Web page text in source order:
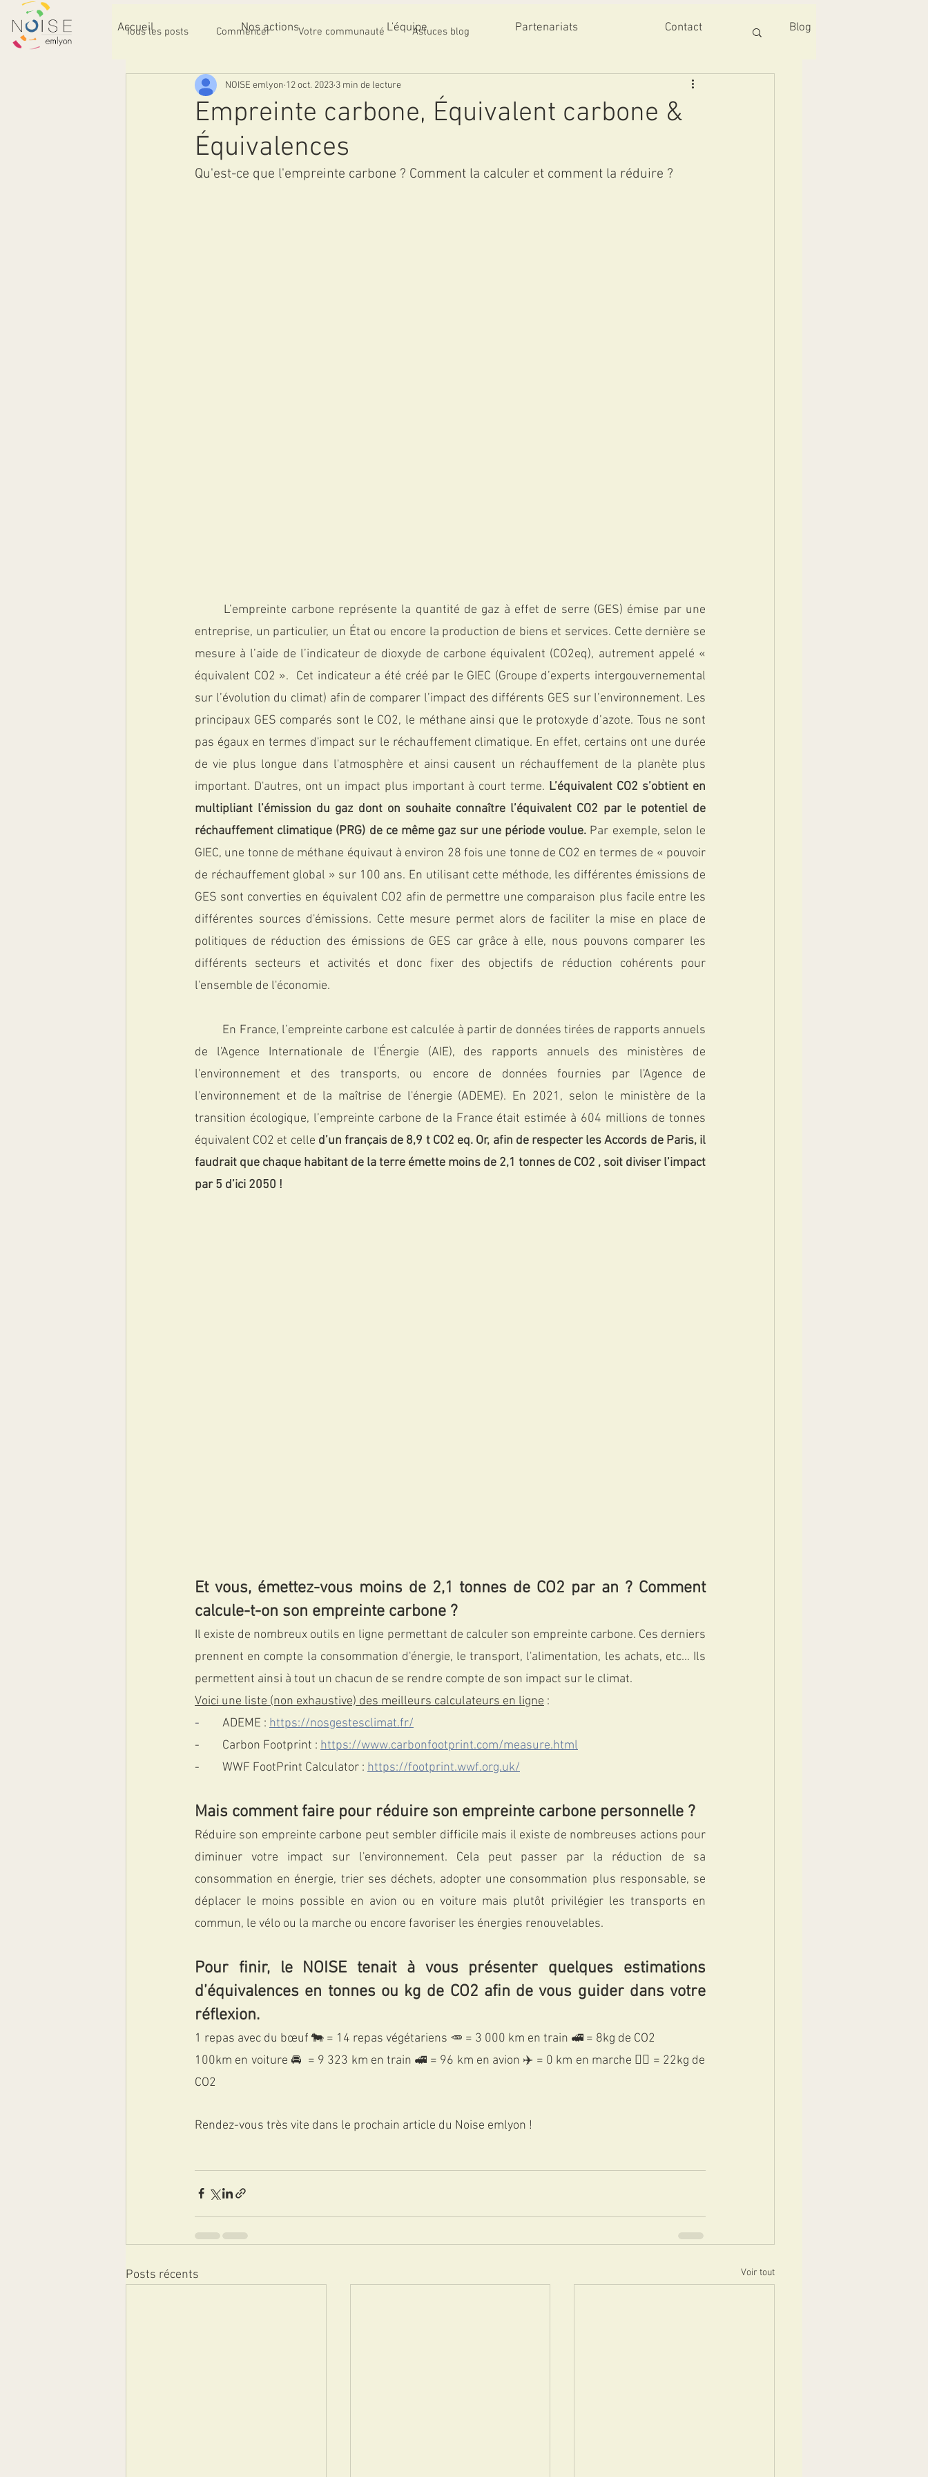
Accueil Nos actions L'équipe Partenariats Contact Blog
Tous les posts Commencer Votre communauté Astuces blog
Empreinte carbone, Équivalent carbone &
Équivalences
NOISE emlyon 12 oct. 2023 3 min de lecture
Qu'est-ce que l'empreinte carbone ? Comment la calculer et comment la réduire ?
entreprise, un particulier, un État ou encore la production de biens et services. Cette dernière se
mesure à l’aide de l’indicateur de dioxyde de carbone équivalent (CO2eq), autrement appelé «
équivalent CO2 ».  Cet indicateur a été créé par le GIEC (Groupe d’experts intergouvernemental
sur l’évolution du climat) afin de comparer l’impact des différents GES sur l’environnement. Les
principaux GES comparés sont le CO2, le méthane ainsi que le protoxyde d’azote. Tous ne sont
pas égaux en termes d'impact sur le réchauffement climatique. En effet, certains ont une durée
de vie plus longue dans l'atmosphère et ainsi causent un réchauffement de la planète plus
important. D'autres, ont un impact plus important à court terme. L’équivalent CO2 s’obtient en
multipliant l’émission du gaz dont on souhaite connaître l’équivalent CO2 par le potentiel de
réchauffement climatique (PRG) de ce même gaz sur une période voulue. Par exemple, selon le
GIEC, une tonne de méthane équivaut à environ 28 fois une tonne de CO2 en termes de « pouvoir
de réchauffement global » sur 100 ans. En utilisant cette méthode, les différentes émissions de
GES sont converties en équivalent CO2 afin de permettre une comparaison plus facile entre les
différentes sources d'émissions. Cette mesure permet alors de faciliter la mise en place de
politiques de réduction des émissions de GES car grâce à elle, nous pouvons comparer les
différents secteurs et activités et donc fixer des objectifs de réduction cohérents pour
l'ensemble de l'économie.
de l'Agence Internationale de l'Énergie (AIE), des rapports annuels des ministères de
l'environnement et des transports, ou encore de données fournies par l'Agence de
l'environnement et de la maîtrise de l'énergie (ADEME). En 2021, selon le ministère de la
transition écologique, l’empreinte carbone de la France était estimée à 604 millions de tonnes
équivalent CO2 et celle d’un français de 8,9 t CO2 eq. Or, afin de respecter les Accords de Paris, il
faudrait que chaque habitant de la terre émette moins de 2,1 tonnes de CO2 , soit diviser l’impact
par 5 d’ici 2050 !
Et vous, émettez-vous moins de 2,1 tonnes de CO2 par an ? Comment
calcule-t-on son empreinte carbone ?
Il existe de nombreux outils en ligne permettant de calculer son empreinte carbone. Ces derniers
prennent en compte la consommation d'énergie, le transport, l'alimentation, les achats, etc… Ils
permettent ainsi à tout un chacun de se rendre compte de son impact sur le climat.
Voici une liste (non exhaustive) des meilleurs calculateurs en ligne :
ADEME : https://nosgestesclimat.fr/
-  	Carbon Footprint : https://www.carbonfootprint.com/measure.html
-  	WWF FootPrint Calculator : https://footprint.wwf.org.uk/
Mais comment faire pour réduire son empreinte carbone personnelle ?
Réduire son empreinte carbone peut sembler difficile mais il existe de nombreuses actions pour
diminuer votre impact sur l'environnement. Cela peut passer par la réduction de sa
consommation en énergie, trier ses déchets, adopter une consommation plus responsable, se
déplacer le moins possible en avion ou en voiture mais plutôt privilégier les transports en
commun, le vélo ou la marche ou encore favoriser les énergies renouvelables.
Pour finir, le NOISE tenait à vous présenter quelques estimations
d’équivalences en tonnes ou kg de CO2 afin de vous guider dans votre
réflexion.
1 repas avec du bœuf 🐄 = 14 repas végétariens 🥕 = 3 000 km en train 🚅 = 8kg de CO2
100km en voiture 🚘  = 9 323 km en train 🚅 = 96 km en avion ✈️ = 0 km en marche 🚶‍♂️ = 22kg de
CO2
Rendez-vous très vite dans le prochain article du Noise emlyon !
Posts récents Voir tout